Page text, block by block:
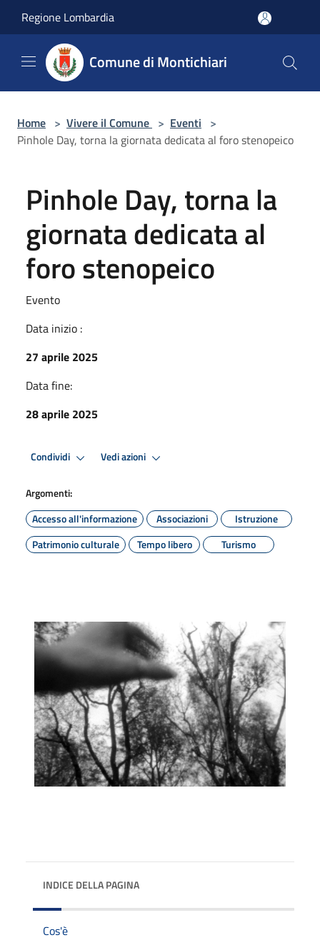
Regione Lombardia
Comune di Montichiari
Home > Vivere il Comune > Eventi >
Pinhole Day, torna la giornata dedicata al foro stenopeico
Pinhole Day, torna la
giornata dedicata al
foro stenopeico
Evento
Data inizio :
27 aprile 2025
Data fine:
28 aprile 2025
Condividi Vedi azioni
Argomenti:
Accesso all'informazione
Associazioni
Istruzione
Patrimonio culturale
Tempo libero Turismo
INDICE DELLA PAGINA
Cos'è